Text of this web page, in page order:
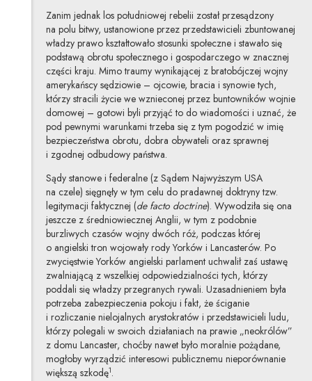
Zanim jednak los południowej rebelii został przesądzony
na polu bitwy, ustanowione przez przedstawicieli zbuntowanej
władzy prawo kształtowało stosunki społeczne i stawało się
podstawą obrotu społecznego i gospodarczego w znacznej
części kraju. Mimo traumy wynikającej z bratobójczej wojny
amerykańscy sędziowie – ojcowie, bracia i synowie tych,
którzy stracili życie we wznieconej przez buntowników wojnie
domowej – gotowi byli przyjąć to do wiadomości i uznać, że
pod pewnymi warunkami trzeba się z tym pogodzić w imię
bezpieczeństwa obrotu, dobra obywateli oraz sprawnej
i zgodnej odbudowy państwa.
Sądy stanowe i federalne (z Sądem Najwyższym USA
na czele) sięgnęły w tym celu do pradawnej doktryny tzw.
legitymacji faktycznej (de facto doctrine). Wywodziła się ona
jeszcze z średniowiecznej Anglii, w tym z podobnie
burzliwych czasów wojny dwóch róż, podczas której
o angielski tron wojowały rody Yorków i Lancasterów. Po
zwycięstwie Yorków angielski parlament uchwalił zaś ustawę
zwalniającą z wszelkiej odpowiedzialności tych, którzy
poddali się władzy przegranych rywali. Uzasadnieniem była
potrzeba zabezpieczenia pokoju i fakt, że ściganie
i rozliczanie nielojalnych arystokratów i przedstawicieli ludu,
którzy polegali w swoich działaniach na prawie „neokrólów”
z domu Lancaster, choćby nawet było moralnie pożądane,
mogłoby wyrządzić interesowi publicznemu nieporównanie
większą szkodę1.